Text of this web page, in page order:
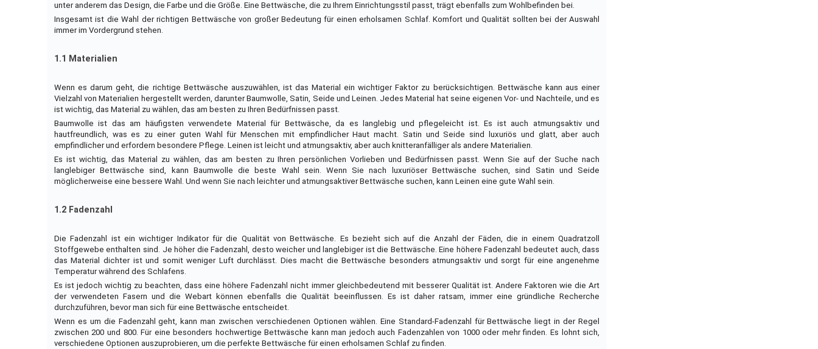
unter anderem das Design, die Farbe und die Größe. Eine Bettwäsche, die zu Ihrem Einrichtungsstil passt, trägt ebenfalls zum Wohlbefinden bei.
Insgesamt ist die Wahl der richtigen Bettwäsche von großer Bedeutung für einen erholsamen Schlaf. Komfort und Qualität sollten bei der Auswahl
immer im Vordergrund stehen.
1.1 Materialien
Wenn es darum geht, die richtige Bettwäsche auszuwählen, ist das Material ein wichtiger Faktor zu berücksichtigen. Bettwäsche kann aus einer
Vielzahl von Materialien hergestellt werden, darunter Baumwolle, Satin, Seide und Leinen. Jedes Material hat seine eigenen Vor- und Nachteile, und es
ist wichtig, das Material zu wählen, das am besten zu Ihren Bedürfnissen passt.
Baumwolle ist das am häufigsten verwendete Material für Bettwäsche, da es langlebig und pflegeleicht ist. Es ist auch atmungsaktiv und
hautfreundlich, was es zu einer guten Wahl für Menschen mit empfindlicher Haut macht. Satin und Seide sind luxuriös und glatt, aber auch
empfindlicher und erfordern besondere Pflege. Leinen ist leicht und atmungsaktiv, aber auch knitteranfälliger als andere Materialien.
Es ist wichtig, das Material zu wählen, das am besten zu Ihren persönlichen Vorlieben und Bedürfnissen passt. Wenn Sie auf der Suche nach
langlebiger Bettwäsche sind, kann Baumwolle die beste Wahl sein. Wenn Sie nach luxuriöser Bettwäsche suchen, sind Satin und Seide
möglicherweise eine bessere Wahl. Und wenn Sie nach leichter und atmungsaktiver Bettwäsche suchen, kann Leinen eine gute Wahl sein.
1.2 Fadenzahl
Die Fadenzahl ist ein wichtiger Indikator für die Qualität von Bettwäsche. Es bezieht sich auf die Anzahl der Fäden, die in einem Quadratzoll
Stoffgewebe enthalten sind. Je höher die Fadenzahl, desto weicher und langlebiger ist die Bettwäsche. Eine höhere Fadenzahl bedeutet auch, dass
das Material dichter ist und somit weniger Luft durchlässt. Dies macht die Bettwäsche besonders atmungsaktiv und sorgt für eine angenehme
Temperatur während des Schlafens.
Es ist jedoch wichtig zu beachten, dass eine höhere Fadenzahl nicht immer gleichbedeutend mit besserer Qualität ist. Andere Faktoren wie die Art
der verwendeten Fasern und die Webart können ebenfalls die Qualität beeinflussen. Es ist daher ratsam, immer eine gründliche Recherche
durchzuführen, bevor man sich für eine Bettwäsche entscheidet.
Wenn es um die Fadenzahl geht, kann man zwischen verschiedenen Optionen wählen. Eine Standard-Fadenzahl für Bettwäsche liegt in der Regel
zwischen 200 und 800. Für eine besonders hochwertige Bettwäsche kann man jedoch auch Fadenzahlen von 1000 oder mehr finden. Es lohnt sich,
verschiedene Optionen auszuprobieren, um die perfekte Bettwäsche für einen erholsamen Schlaf zu finden.